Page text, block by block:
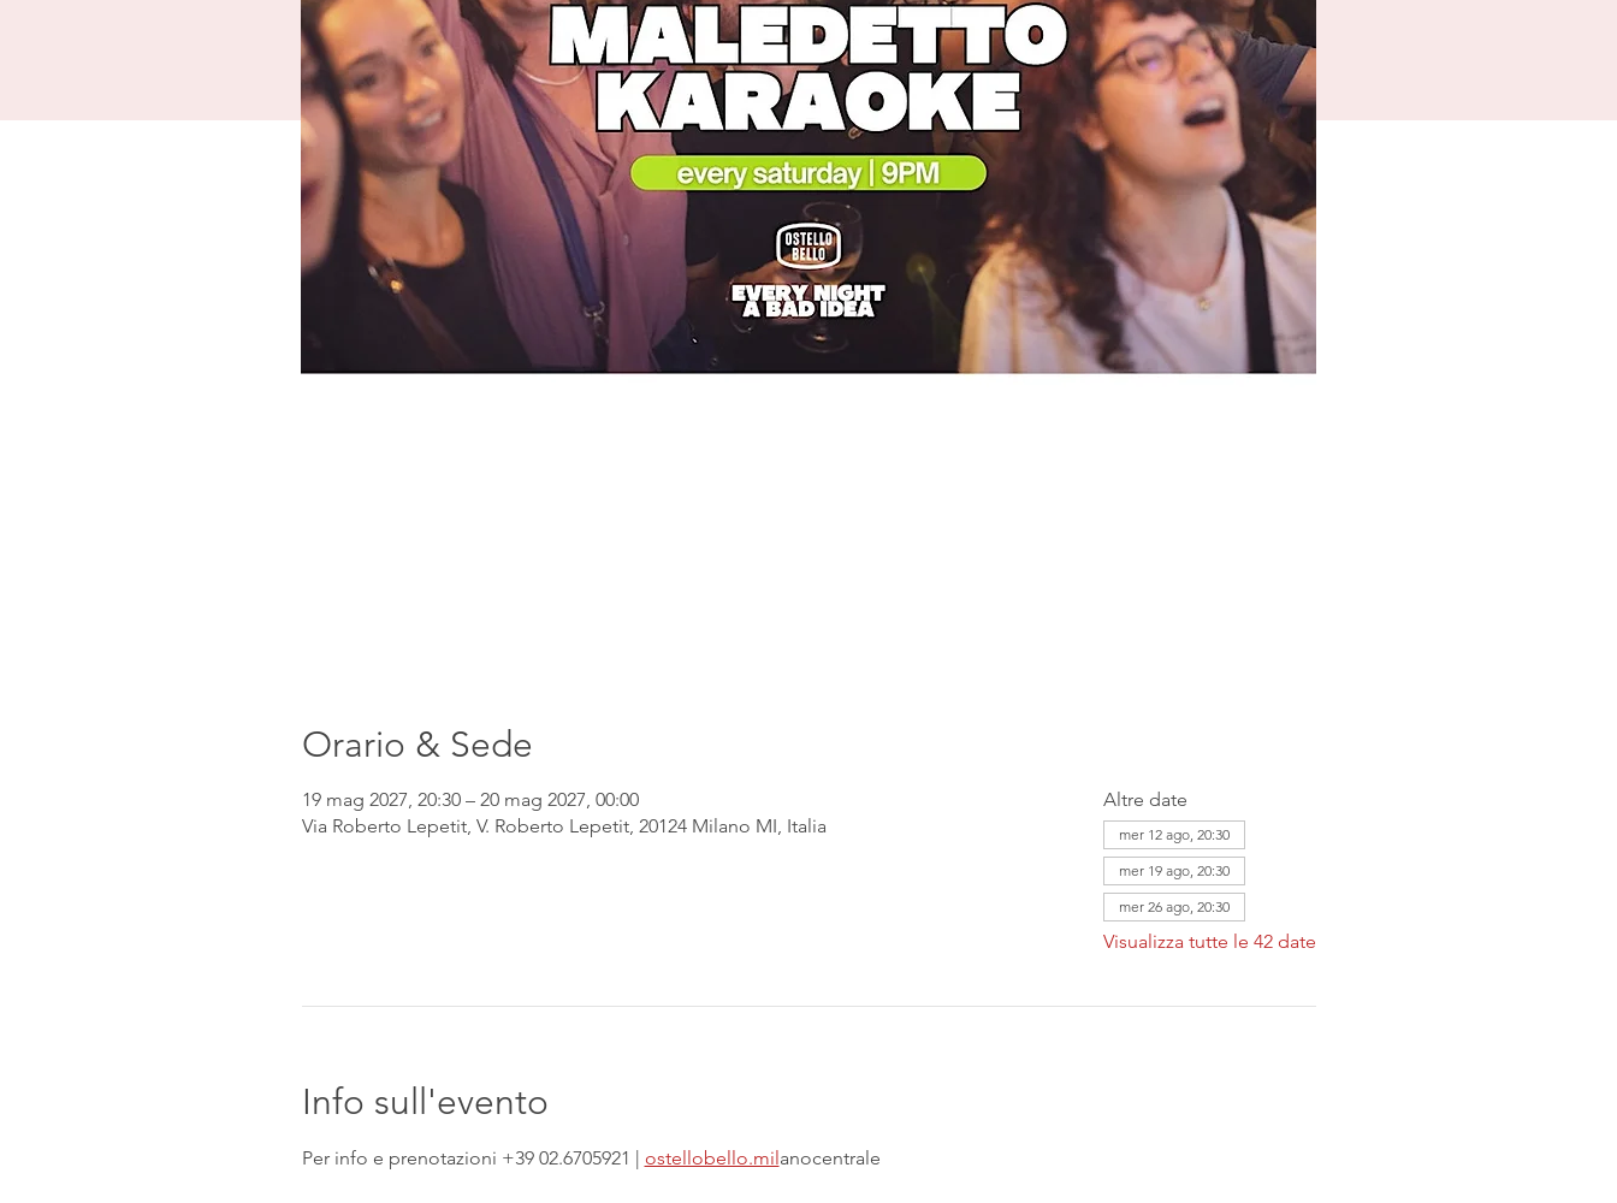
Orario & Sede
19 mag 2027, 20:30 – 20 mag 2027, 00:00
Via Roberto Lepetit, V. Roberto Lepetit, 20124 Milano MI, Italia
Altre date
mer 12 ago, 20:30
mer 19 ago, 20:30
mer 26 ago, 20:30
Visualizza tutte le 42 date
Info sull'evento
Per info e prenotazioni +39 02.6705921 | ostellobello.milanocentrale